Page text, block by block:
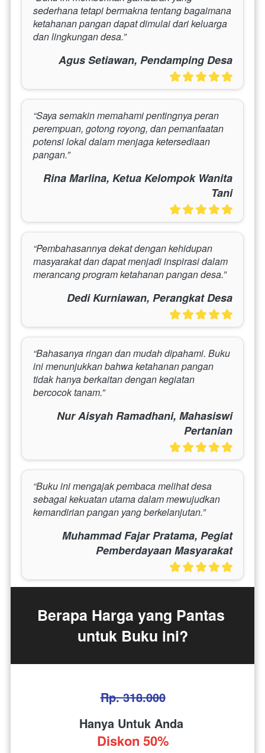
sederhana tetapi bermakna tentang bagaimana
ketahanan pangan dapat dimulai dari keluarga
dan lingkungan desa.”
Agus Setiawan, Pendamping Desa
“Saya semakin memahami pentingnya peran
perempuan, gotong royong, dan pemanfaatan
potensi lokal dalam menjaga ketersediaan
pangan.”
Rina Marlina, Ketua Kelompok Wanita
Tani
“Pembahasannya dekat dengan kehidupan
masyarakat dan dapat menjadi inspirasi dalam
merancang program ketahanan pangan desa.”
Dedi Kurniawan, Perangkat Desa
“Bahasanya ringan dan mudah dipahami. Buku
ini menunjukkan bahwa ketahanan pangan
tidak hanya berkaitan dengan kegiatan
bercocok tanam.”
Nur Aisyah Ramadhani, Mahasiswi
Pertanian
“Buku ini mengajak pembaca melihat desa
sebagai kekuatan utama dalam mewujudkan
kemandirian pangan yang berkelanjutan.”
Muhammad Fajar Pratama, Pegiat
Pemberdayaan Masyarakat
Berapa Harga yang Pantas
untuk Buku ini?
Rp. 318.000
Hanya Untuk Anda
Diskon 50%